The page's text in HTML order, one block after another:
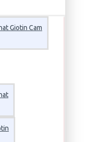
Giotin Cam